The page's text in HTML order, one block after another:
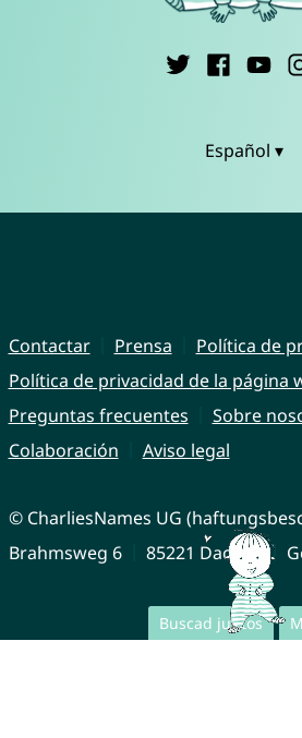
Buscad juntos
Español ▾
Contactar Prensa
Política de
Política de privacidad de la página
Preguntas frecuentes
Sobre
Colaboración
Aviso legal
© CharliesNames UG
Brahmsweg 6
85221 Dachau